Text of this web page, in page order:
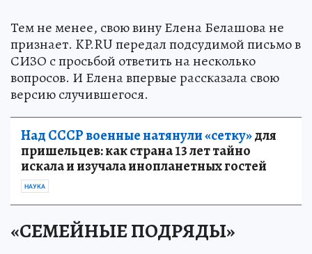
Тем не менее, свою вину Елена Белашова не
признает. KP.RU передал подсудимой письмо в
СИЗО с просьбой ответить на несколько
вопросов. И Елена впервые рассказала свою
версию случившегося.
Над СССР военные натянули «сетку»для
пришельцев: как страна 13 лет тайно
искала и изучала инопланетных гостей
НАУКА
«СЕМЕЙНЫЕ ПОДРЯДЫ»